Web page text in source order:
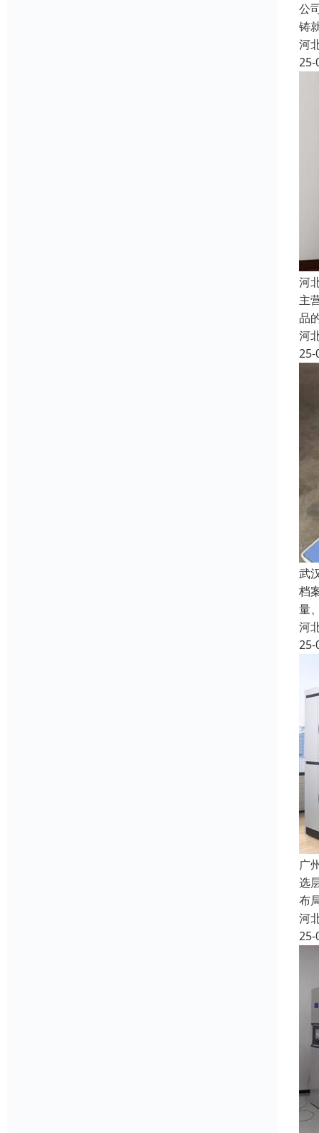
公
铸
河
25-
河
主
品
河
25-
武
档
量
河
25-
广
选
布
河
25-